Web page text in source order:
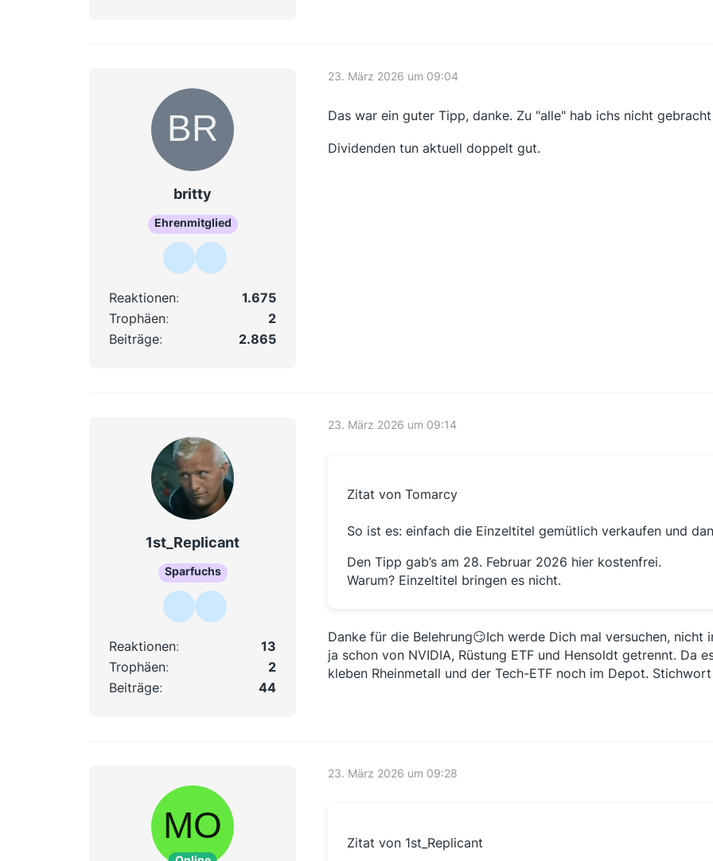
britty
Ehrenmitglied
Reaktionen
1.675
Trophäen
2
Beiträge
2.865
23. März 2026 um 09:04
Das war ein guter Tipp, danke. Zu "alle" hab ichs nicht
Dividenden tun aktuell doppelt gut.
1st_Replicant
Sparfuchs
Reaktionen
13
Trophäen
2
Beiträge
44
23. März 2026 um 09:14
Zitat von Tomarcy
So ist es: einfach die Einzeltitel gemütlich verkaufen und
Den Tipp gab’s am 28. Februar 2026 hier kostenfrei.
Warum? Einzeltitel bringen es nicht.
Danke für die Belehrung😏Ich werde Dich mal versuchen,
ja schon von NVIDIA, Rüstung ETF und Hensoldt getrennt. Da
kleben Rheinmetall und der Tech-ETF noch im Depot.
23. März 2026 um 09:28
Zitat von 1st_Replicant